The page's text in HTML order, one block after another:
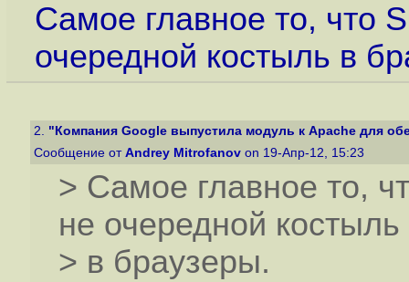
Самое главное то, что
очередной костыль в
2. "Компания Google выпустила модуль к Apache для
Сообщение от Andrey Mitrofanov on 19-Апр-12, 15:23
> Самое главное то,
не очередной костыль
> в браузеры.